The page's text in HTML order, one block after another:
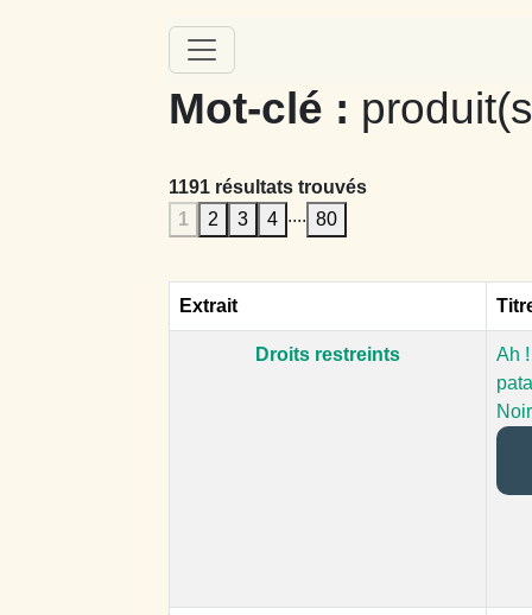
Mot-clé :
1191 résultats trouvés
1
2 3 4 .... 80
Extrait
Droits restreints
Ah